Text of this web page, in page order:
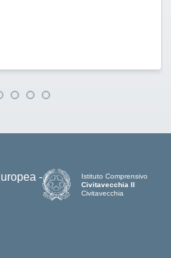
Istituto Comprensivo
Civitavecchia II
Civitavecchia